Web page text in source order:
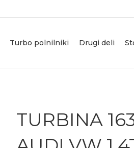
Turbo polnilniki Drugi deli
TURBINA